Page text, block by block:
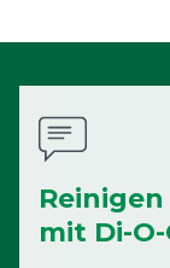
mit Di-